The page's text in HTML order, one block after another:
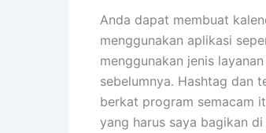
Anda dapat membuat
menggunakan aplikasi
menggunakan jenis
sebelumnya. Hashtag dan
berkat program semacam
yang harus saya bagikan